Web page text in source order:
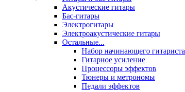
Акустические гитары
Бас-гитары
Электрогитары
Электроакустические гитары
Остальные...
Набор начинающего гитариста
Гитарное усиление
Процессоры эффектов
Тюнеры и метрономы
Педали эффектов